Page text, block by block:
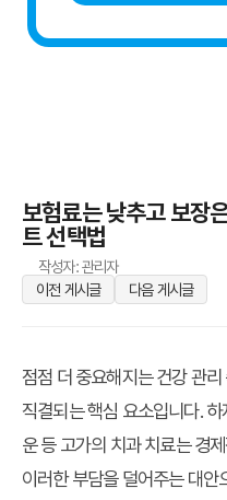
보험료는 낮추고 보장
트 선택법
작성자: 관리자
이전 게시글
다음 게시글
점점 더 중요해지는 건강 관
직결되는 핵심 요소입니다.
운 등 고가의 치과 치료는 경
이러한 부담을 덜어주는 대안